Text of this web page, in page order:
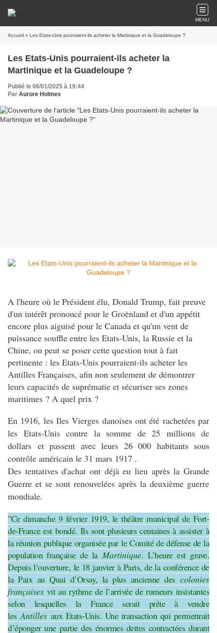
MENU
Accueil » Les Etats-Unis pourraient-ils acheter la Martinique et la Guadeloupe ?
Les Etats-Unis pourraient-ils acheter la
Martinique et la Guadeloupe ?
Publié le 06/01/2025 à 19:44
Par Aurore Holmes
A l'heure où le Président élu, Donald Trump, fait preuve
d'un intérêt prononcé pour le Groënland et d'un appétit
encore plus aiguisé pour le Canada et qu'un vent de
puissance souffle entre les Etats-Unis, la Russie et la
Chine, on peut se poser cette question tout à fait
pertinente : les Etats-Unis pourraient-ils acheter les
Antilles Françaises, afin non seulement de démontrer
leurs capacités de suprématie et sécuriser ses zones
maritimes ? A quel prix ?
En 1916, les Iles Vierges danoises ont été rachetées par
les Etats-Unis contre la somme de 25 millions de
dollars et passent avec leurs 26 000 habitants sous
contrôle américain le 31 mars 1917 .
Des tentatives d'achat ont déjà eu lieu après la Grande
Guerre et se sont renouvelées après la deuxième guerre
mondiale.
"Ce dimanche 9 février 1919, le théâtre municipal de Fort-
de-France est bondé. Ils sont plusieurs centaines à assister à
la réunion publique organisée par le Comité de défense de la
population française de laMartinique. L’heure est grave.
Depuis l’ouverture, le 18 janvier à Paris, de la conférence de
la Paix au Quai d’Orsay, la plus ancienne des colonies
françaises vit au rythme de l’arrivée de rumeurs insistantes
selon lesquelles la France serait prête à vendre
lesAntilles aux Etats-Unis. Une transaction qui permettrait
d’éponger une partie des énormes dettes contractées durant